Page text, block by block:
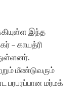
இந்த
– காயத்ரி
மீண்டுவரும்
மர்மக்